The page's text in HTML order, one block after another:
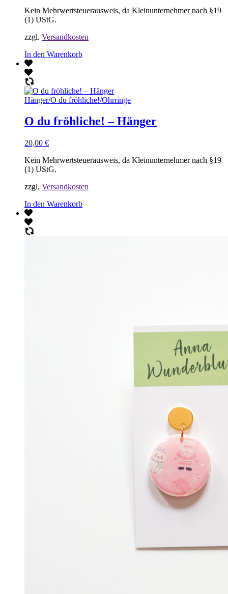
Kein Mehrwertsteuerausweis, da Kleinunternehmer nach §19
(1) UStG.
zzgl. Versandkosten
In den Warenkorb
Hänger/O du fröhliche!/Ohrringe
O du fröhliche! – Hänger
20,00 €
Kein Mehrwertsteuerausweis, da Kleinunternehmer nach §19
(1) UStG.
zzgl. Versandkosten
In den Warenkorb